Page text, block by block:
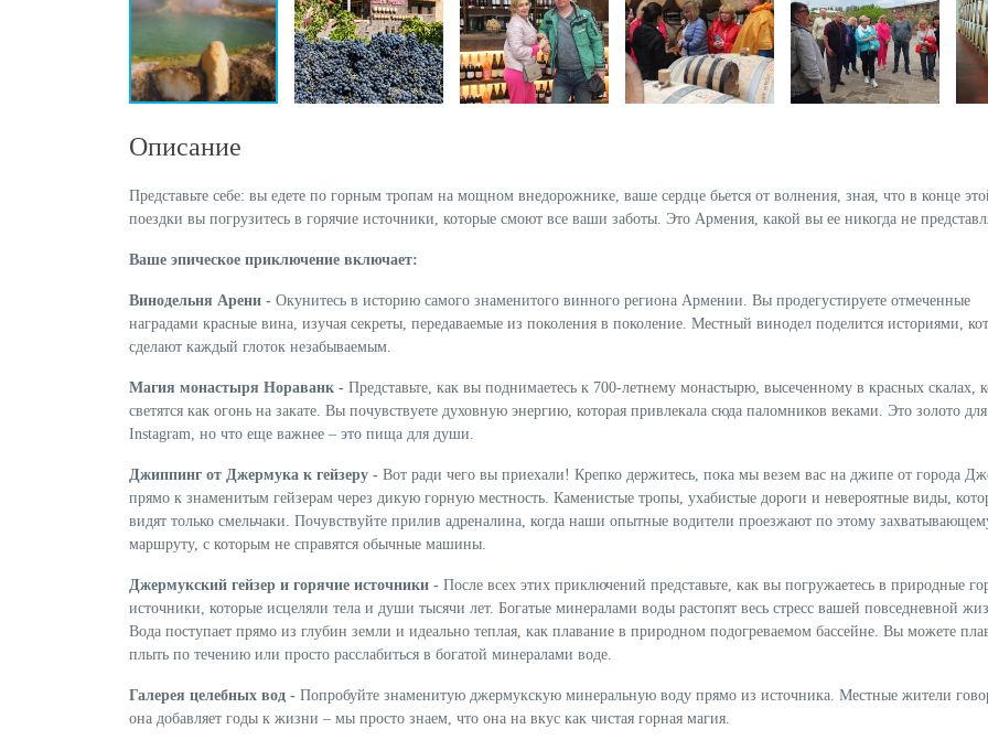
Описание
Представьте себе: вы едете по горным тропам на мощном внедорожнике, ваше сердце бьется от волнения, зная, что в конце
поездки вы погрузитесь в горячие источники, которые смоют все ваши заботы. Это Армения, какой вы ее никогда не
Ваше эпическое приключение включает:
Винодельня Арени - Окунитесь в историю самого знаменитого винного региона Армении. Вы продегустируете отмеченные
наградами красные вина, изучая секреты, передаваемые из поколения в поколение. Местный винодел поделится историями,
сделают каждый глоток незабываемым.
Магия монастыря Нораванк - Представьте, как вы поднимаетесь к 700-летнему монастырю, высеченному в красных скалах,
светятся как огонь на закате. Вы почувствуете духовную энергию, которая привлекала сюда паломников веками. Это золото для
Instagram, но что еще важнее – это пища для души.
Джиппинг от Джермука к гейзеру - Вот ради чего вы приехали! Крепко держитесь, пока мы везем вас на джипе от города
прямо к знаменитым гейзерам через дикую горную местность. Каменистые тропы, ухабистые дороги и невероятные виды,
видят только смельчаки. Почувствуйте прилив адреналина, когда наши опытные водители проезжают по этому
маршруту, с которым не справятся обычные машины.
Джермукский гейзер и горячие источники - После всех этих приключений представьте, как вы погружаетесь в природные
источники, которые исцеляли тела и души тысячи лет. Богатые минералами воды растопят весь стресс вашей повседневной
Вода поступает прямо из глубин земли и идеально теплая, как плавание в природном подогреваемом бассейне. Вы можете
плыть по течению или просто расслабиться в богатой минералами воде.
Галерея целебных вод - Попробуйте знаменитую джермукскую минеральную воду прямо из источника. Местные жители
она добавляет годы к жизни – мы просто знаем, что она на вкус как чистая горная магия.